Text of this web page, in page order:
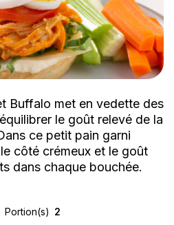
Buffalo met en vedette des
le goût relevé de la
ce petit pain garni
côté crémeux et le goût
dans chaque bouchée.
Portion(s) 2